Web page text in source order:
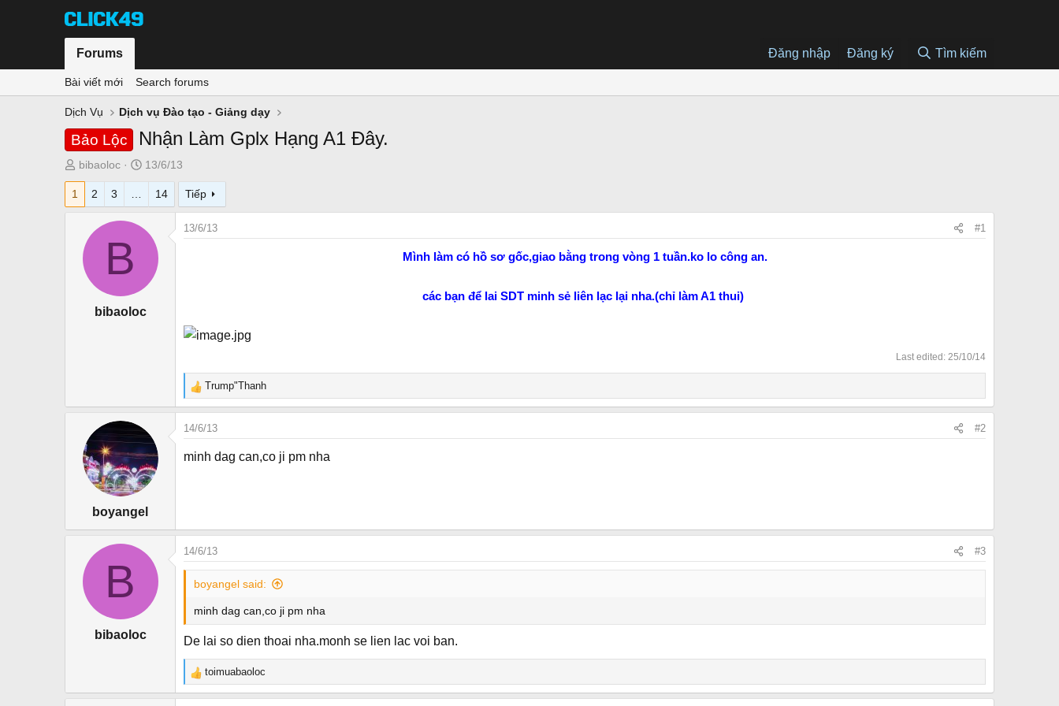
Forums Đăng nhập Đăng ký Tìm kiếm
Bài viết mới Search forums
Dịch Vụ Dịch vụ Đào tạo - Giảng dạy
Bảo Lộc Nhận Làm Gplx Hạng A1 Đây.
T
h
d
s
bibaoloc
N
g
g
13/6/13
1 2 3 14 Tiếp
B
bibaoloc
13/6/13 #1
Mình làm có hồ sơ gốc,giao bằng trong vòng 1 tuần.ko lo công an.
các bạn để lai SDT minh sẻ liên lạc lại nha.(chỉ làm A1 thui)
Last edited: 25/10/14
R
e
a
c
t
:
Trump"Thanh
boyangel
14/6/13 #2
minh dag can,co ji pm nha
B
bibaoloc
14/6/13 #3
boyangel said:
minh dag can,co ji pm nha
De lai so dien thoai nha.monh se lien lac voi ban.
R
e
toimuabaoloc